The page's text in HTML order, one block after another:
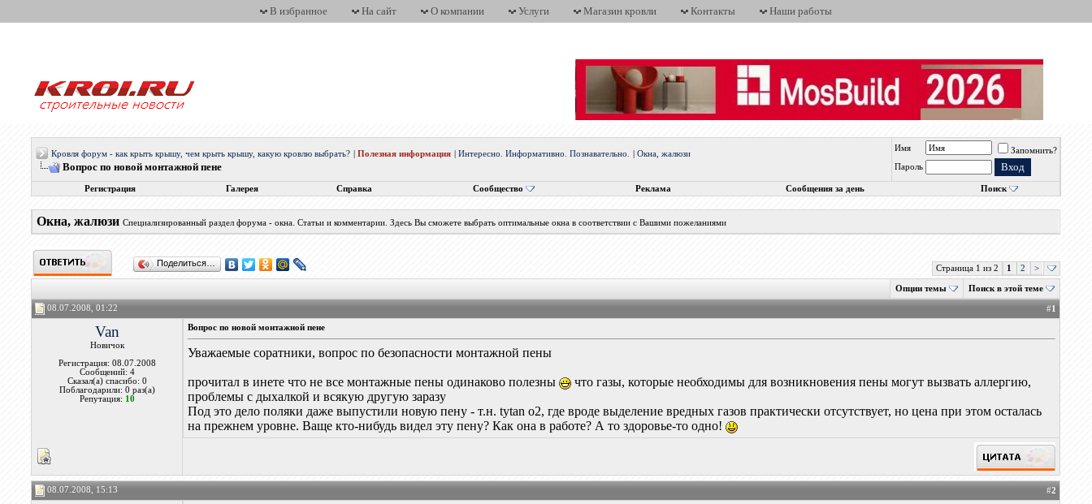
В избранное На сайт О компании Услуги Магазин кровли Контакты Наши работы
Кровля форум - как крыть крышу, чем крыть крышу, какую кровлю выбрать? |Полезная информация |Интересно. Информативно. Познавательно. |Окна, жалюзи
Вопрос по новой монтажной пене
Имя
Запомнить?
Пароль
Регистрация Галерея Справка Сообщество Реклама Сообщения за день Поиск
Окна, жалюзи Специализированный раздел форума - окна. Статьи и комментарии. Здесь Вы сможете выбрать оптимальные окна в соответствии с Вашими пожеланиями
Поделиться…
Страница 1 из 2 1 2 >
Опции темы Поиск в этой теме
08.07.2008, 01:22 #1
Van
Новичок
Регистрация: 08.07.2008
Сообщений: 4
Сказал(а) спасибо: 0
Поблагодарили: 0 раз(а)
Репутация: 10
Вопрос по новой монтажной пене
Уважаемые соратники, вопрос по безопасности монтажной пены
прочитал в инете что не все монтажные пены одинаково полезны
что газы, которые необходимы для возникновения пены могут вызвать аллергию,
проблемы с дыхалкой и всякую другую заразу
Под это дело поляки даже выпустили новую пену - т.н. tytan о2, где вроде выделение вредных газов практически отсутствует, но цена при этом осталась
на прежнем уровне. Ваще кто-нибудь видел эту пену? Как она в работе? А то здоровье-то одно!
08.07.2008, 15:13 #2